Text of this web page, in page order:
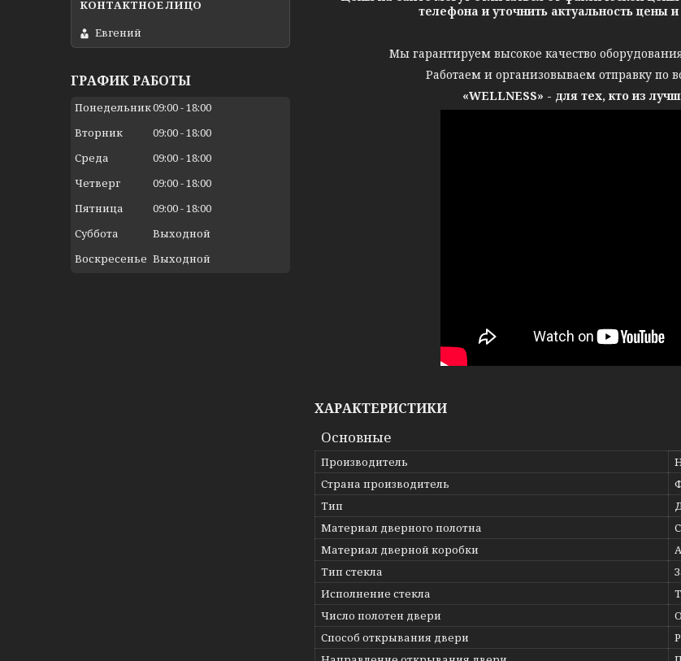
телефона и уточнить актуальность
Мы гарантируем высокое качество
Работаем и организовываем отправку по
«WELLNESS» - для тех, кто из
ХАРАКТЕРИСТИКИ
Основные
Производитель
Страна производитель
Тип
Материал дверного полотна
Материал дверной коробки
Тип стекла
Исполнение стекла
Число полотен двери
Способ открывания двери
Евгений
ГРАФИК РАБОТЫ
Понедельник09:00 18:00
Вторник
09:00 18:00
Среда
09:00 18:00
Четверг
09:00 18:00
Пятница
09:00 18:00
Суббота
Выходной
Воскресенье Выходной